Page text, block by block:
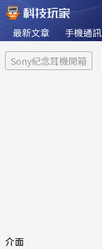
最新文章 手機通訊
Sony紀念耳機開箱
介面